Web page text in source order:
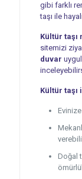
gibi farklı
taşı ile
Kültür taşı
sitemizi
duvar
Kültür taşı
Doğal